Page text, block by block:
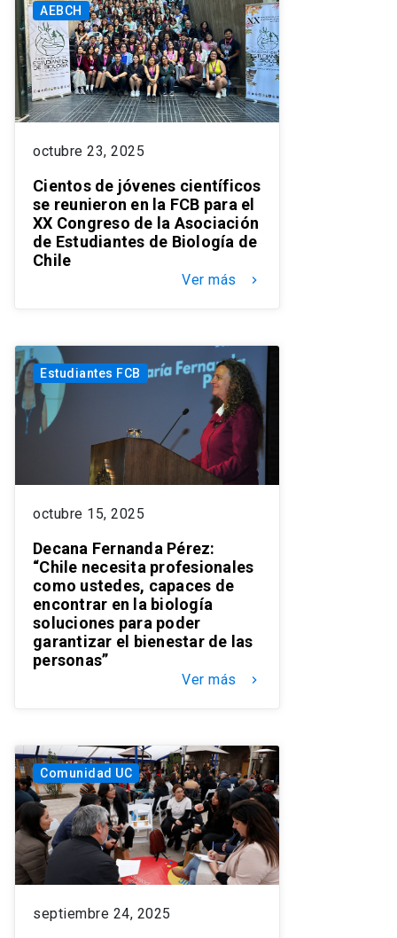
AEBCH
octubre 23, 2025
Cientos de jóvenes científicos
se reunieron en la FCB para el
XX Congreso de la Asociación
de Estudiantes de Biología de
Chile
Ver más keyboard_arrow_right
Estudiantes FCB
octubre 15, 2025
Decana Fernanda Pérez:
“Chile necesita profesionales
como ustedes, capaces de
encontrar en la biología
soluciones para poder
garantizar el bienestar de las
personas”
Ver más keyboard_arrow_right
Comunidad UC
septiembre 24, 2025